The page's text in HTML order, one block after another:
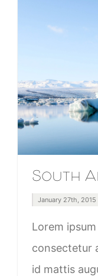
South
January 27th, 2015
Lorem
consectetur
id mattis